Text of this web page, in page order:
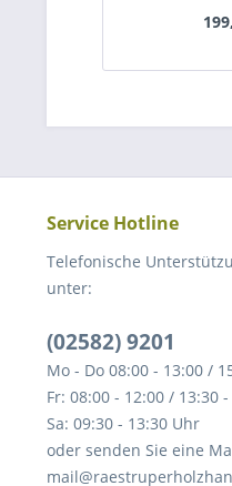
Service Hotline
Telefonische
unter:
(02582) 9201
Mo - Do 08:00 - 13:00 /
Fr: 08:00 - 12:00 / 13:30
Sa: 09:30 - 13:30 Uhr
oder senden Sie eine